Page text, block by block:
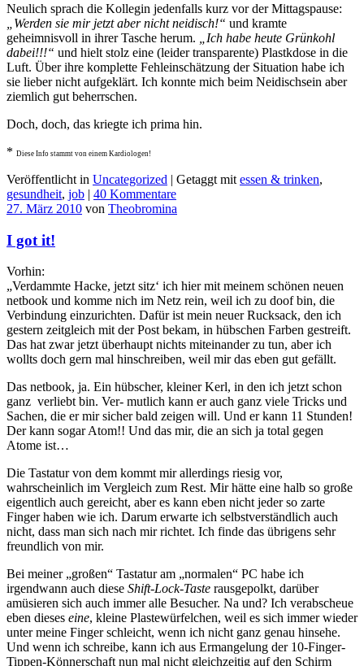
Neulich sprach die Kollegin jedenfalls kurz vor der Mittagspause:
„Werden sie mir jetzt aber nicht neidisch!“ und kramte
geheimnisvoll in ihrer Tasche herum.
„Ich habe heute Grünkohl
dabei!!!“ und hielt stolz eine (leider transparente) Plastkdose in die
Luft. Über ihre komplette Fehleinschätzung der Situation habe ich
sie lieber nicht aufgeklärt. Ich konnte mich beim Neidischsein aber
ziemlich gut beherrschen.
Doch, doch, das kriegte ich prima hin.
* Diese Info stammt von einem Kardiologen!
Veröffentlicht in Uncategorized | Getaggt mit essen & trinken,
gesundheit, job | 40 Kommentare
27. März 2010 von Theobromina
I got it!
Vorhin:
„Verdammte Hacke, jetzt sitz‘ ich hier mit meinem schönen neuen
netbook und komme nich im Netz rein, weil ich zu doof bin, die
Verbindung einzurichten. Dafür ist mein neuer Rucksack, den ich
gestern zeitgleich mit der Post bekam, in hübschen Farben gestreift.
Das hat zwar jetzt überhaupt nichts miteinander zu tun, aber ich
wollts doch gern mal hinschreiben, weil mir das eben gut gefällt.
Das netbook, ja. Ein hübscher, kleiner Kerl, in den ich jetzt schon
ganz verliebt bin. Ver- mutlich kann er auch ganz viele Tricks und
Sachen, die er mir sicher bald zeigen will. Und er kann 11 Stunden!
Der kann sogar Atom!! Und das mir, die an sich ja total gegen
Atome ist…
Die Tastatur von dem kommt mir allerdings riesig vor,
wahrscheinlich im Vergleich zum Rest. Mir hätte eine halb so große
eigentlich auch gereicht, aber es kann eben nicht jeder so zarte
Finger haben wie ich. Darum erwarte ich selbstverständlich auch
nicht, dass man sich nach mir richtet. Ich finde das übrigens sehr
freundlich von mir.
Bei meiner „großen“ Tastatur am „normalen“ PC habe ich
irgendwann auch diese Shift-Lock-Taste rausgepolkt, darüber
amüsieren sich auch immer alle Besucher. Na und? Ich verabscheue
eben dieses eine, kleine Plastewürfelchen, weil es sich immer wieder
unter meine Finger schleicht, wenn ich nicht ganz genau hinsehe.
Und wenn ich schreibe, kann ich aus Ermangelung der 10-Finger-
Tippen-Könnerschaft nun mal nicht gleichzeitig auf den Schirm